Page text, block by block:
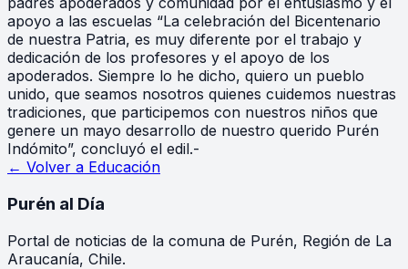
apoyo a las escuelas “La celebración del Bicentenario
de nuestra Patria, es muy diferente por el trabajo y
dedicación de los profesores y el apoyo de los
apoderados. Siempre lo he dicho, quiero un pueblo
unido, que seamos nosotros quienes cuidemos nuestras
tradiciones, que participemos con nuestros niños que
genere un mayo desarrollo de nuestro querido Purén
Indómito”, concluyó el edil.-
← Volver a Educación
Purén al Día
Portal de noticias de la comuna de Purén, Región de La
Araucanía, Chile.